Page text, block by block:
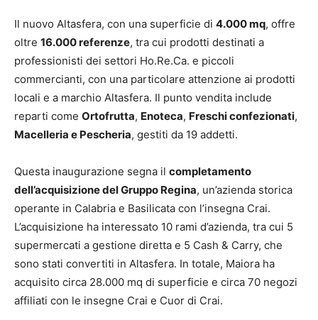
Il nuovo Altasfera, con una superficie di 4.000 mq, offre
oltre 16.000 referenze, tra cui prodotti destinati a
professionisti dei settori Ho.Re.Ca. e piccoli
commercianti, con una particolare attenzione ai prodotti
locali e a marchio Altasfera. Il punto vendita include
reparti come Ortofrutta, Enoteca, Freschi confezionati,
Macelleria e Pescheria, gestiti da 19 addetti.
Questa inaugurazione segna il completamento
dell’acquisizione del Gruppo Regina, un’azienda storica
operante in Calabria e Basilicata con l’insegna Crai.
L’acquisizione ha interessato 10 rami d’azienda, tra cui 5
supermercati a gestione diretta e 5 Cash & Carry, che
sono stati convertiti in Altasfera. In totale, Maiora ha
acquisito circa 28.000 mq di superficie e circa 70 negozi
affiliati con le insegne Crai e Cuor di Crai.